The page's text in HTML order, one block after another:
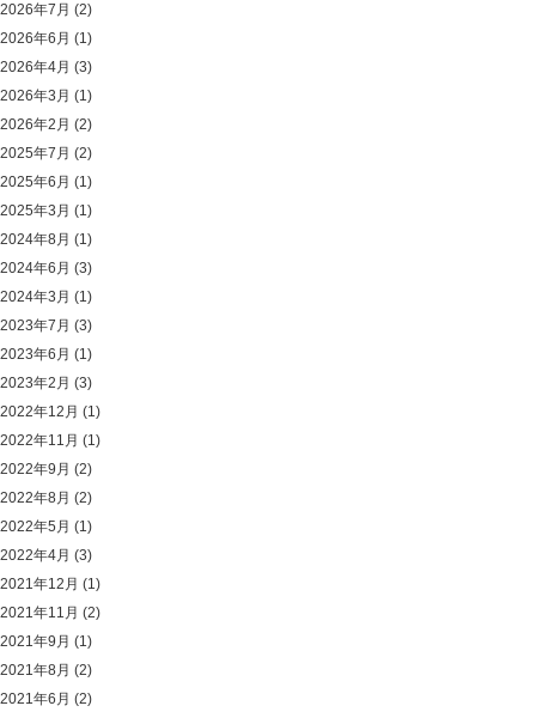
2026年7月 (2)
2026年6月 (1)
2026年4月 (3)
2026年3月 (1)
2026年2月 (2)
2025年7月 (2)
2025年6月 (1)
2025年3月 (1)
2024年8月 (1)
2024年6月 (3)
2024年3月 (1)
2023年7月 (3)
2023年6月 (1)
2023年2月 (3)
2022年12月 (1)
2022年11月 (1)
2022年9月 (2)
2022年8月 (2)
2022年5月 (1)
2022年4月 (3)
2021年12月 (1)
2021年11月 (2)
2021年9月 (1)
2021年8月 (2)
2021年6月 (2)